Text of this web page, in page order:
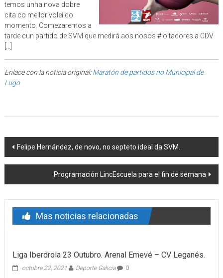
temos unha nova dobre
cita co mellor volei do
momento. Comezaremos a
tarde cun partido de SVM que medirá aos nosos #loitadores a CDV
[…]
Enlace con la noticia original:Maratón de partidos no Municipal de
Lugo
Post navigation
Felipe Hernández, de novo, no septeto ideal da SVM.
Programación LincEscuela para el fin de semana
Mas noticias relacionadas
Liga Iberdrola 23 Outubro. Arenal Emevé – CV Leganés.
octubre 22, 2021 Deporte Galicia 0